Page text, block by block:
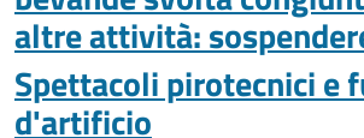
altre attività:
Spettacoli pirotecnici e
d'artificio